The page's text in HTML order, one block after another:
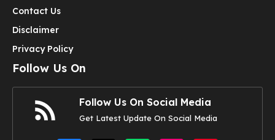
Contact Us
Disclaimer
Privacy Policy
Follow Us On
Follow Us On Social Media
Get Latest Update On Social Media